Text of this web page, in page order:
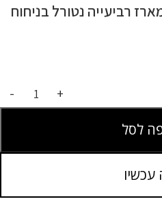
רביעייה נטורל בניחוח
לסל